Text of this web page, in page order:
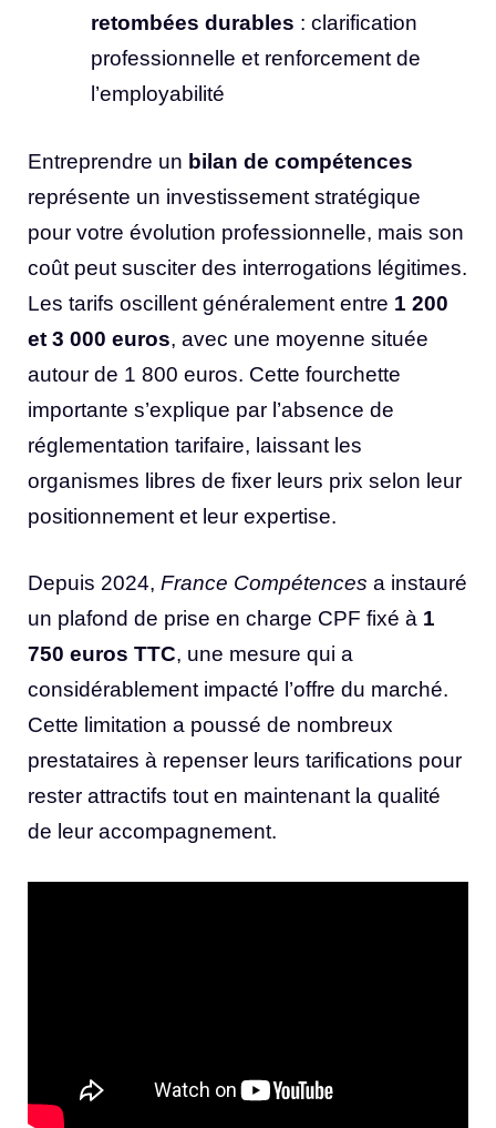
retombées durables : clarification
professionnelle et renforcement de
l’employabilité
Entreprendre un bilan de compétences
représente un investissement stratégique
pour votre évolution professionnelle, mais son
coût peut susciter des interrogations légitimes.
Les tarifs oscillent généralement entre 1 200
et 3 000 euros, avec une moyenne située
autour de 1 800 euros. Cette fourchette
importante s’explique par l’absence de
réglementation tarifaire, laissant les
organismes libres de fixer leurs prix selon leur
positionnement et leur expertise.
Depuis 2024, France Compétences a instauré
un plafond de prise en charge CPF fixé à 1
750 euros TTC, une mesure qui a
considérablement impacté l’offre du marché.
Cette limitation a poussé de nombreux
prestataires à repenser leurs tarifications pour
rester attractifs tout en maintenant la qualité
de leur accompagnement.